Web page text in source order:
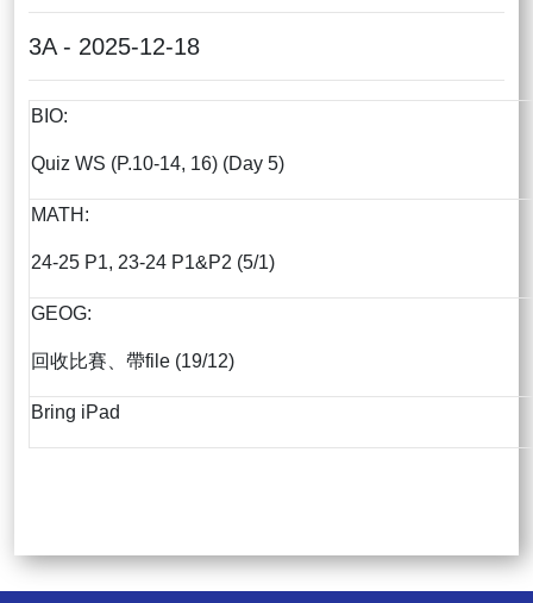
3A - 2025-12-18
BIO:
Quiz WS (P.10-14, 16) (Day 5)
MATH:
24-25 P1, 23-24 P1&P2 (5/1)
GEOG:
回收比賽、帶file (19/12)
Bring iPad